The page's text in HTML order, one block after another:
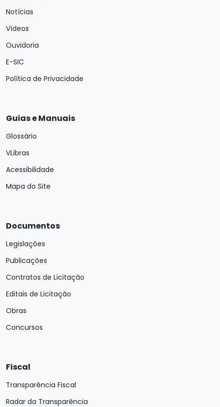
Notícias
Vídeos
Ouvidoria
E-SIC
Política de Privacidade
Guias e Manuais
Glossário
VLibras
Acessibilidade
Mapa do Site
Documentos
Legislações
Publicações
Contratos de Licitação
Editais de Licitação
Obras
Concursos
Fiscal
Transparência Fiscal
Radar da Transparência